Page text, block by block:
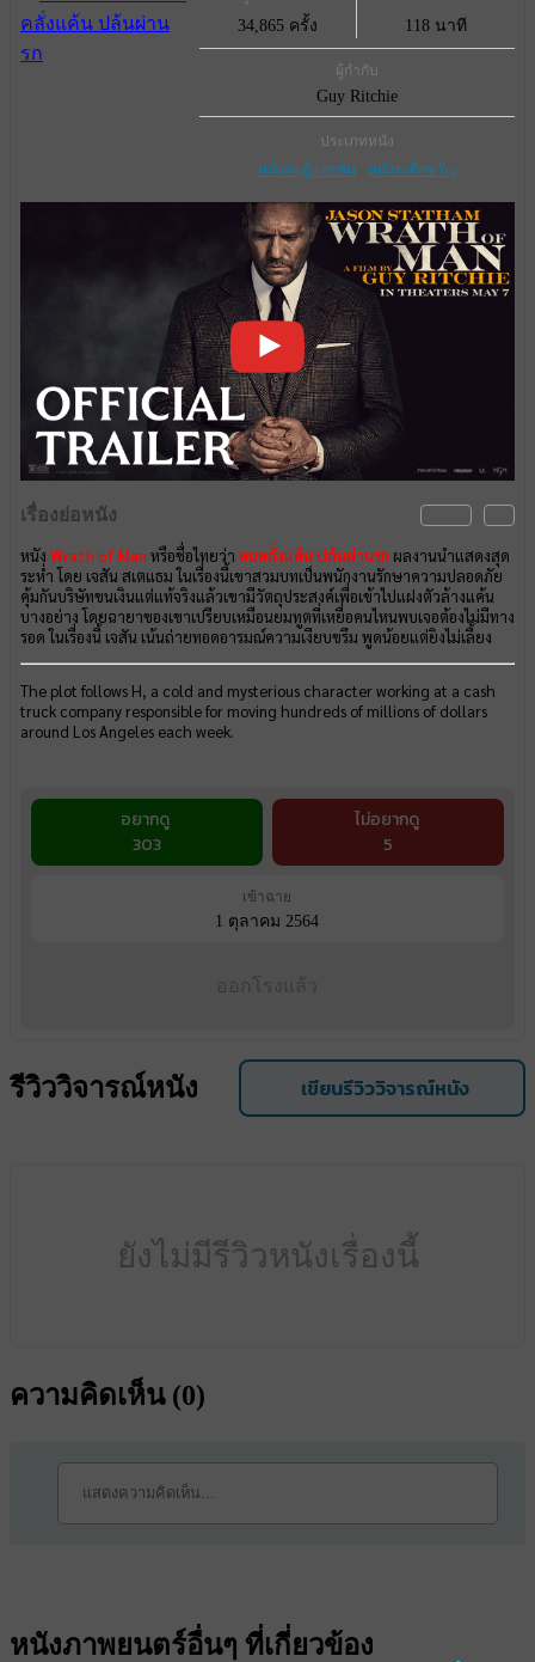
34,865 ครั้ง 118 นาที
ผู้กำกับ
Guy Ritchie
ประเภทหนัง
หนังต่อสู้แอกชัน
หนังระทึกขวัญ
เรื่องย่อหนัง
หนัง Wrath of Manหรือชื่อไทยว่า คนคลั่งแค้น ปล้นผ่านรก ผลงานนำแสดงสุด
ระห่ำ โดย เจสัน สเตแธม ในเรื่องนี้เขาสวมบทเป็นพนักงานรักษาความปลอดภัย
คุ้มกันบริษัทขนเงินแต่แท้จริงแล้วเขามีวัตถุประสงค์เพื่อเข้าไปแฝงตัวล้างแค้น
บางอย่าง โดยฉายาของเขาเปรียบเหมือนยมทูตที่เหยื่อคนไหนพบเจอต้องไม่มีทาง
รอด ในเรื่องนี้ เจสัน เน้นถ่ายทอดอารมณ์ความเงียบขรึม พูดน้อยแต่ยิงไม่เลี้ยง
The plot follows H, a cold and mysterious character working at a cash
truck company responsible for moving hundreds of millions of dollars
around Los Angeles each week.
อยากดู
303
ไม่อยากดู
5
เข้าฉาย
1 ตุลาคม 2564
รีวิววิจารณ์หนัง เขียนรีวิววิจารณ์หนัง
ยังไม่มีรีวิวหนังเรื่องนี้
ความคิดเห็น (0)
หนังภาพยนตร์อื่นๆ ที่เกี่ยวข้อง